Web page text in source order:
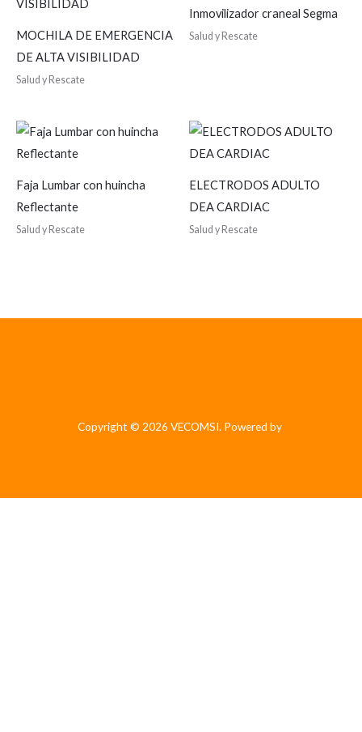
MOCHILA DE EMERGENCIA
DE ALTA VISIBILIDAD
Salud y Rescate
Inmovilizador craneal Segma
Salud y Rescate
Faja Lumbar con huincha
Reflectante
Salud y Rescate
ELECTRODOS ADULTO
DEA CARDIAC
Salud y Rescate
Copyright © 2026 VECOMSI. Powered by